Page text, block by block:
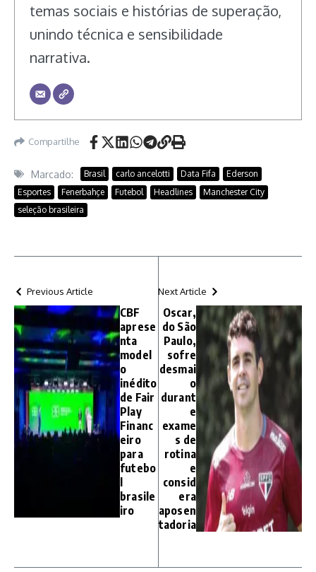
temas sociais e histórias de superação,
unindo técnica e sensibilidade
narrativa.
Compartilhe
Marcado: Brasil carlo ancelotti Data Fifa
Ederson
Esportes
Fenerbahçe Futebol Headlines
Manchester City
seleção brasileira
Previous Article
CBF
aprese
nta
model
o
inédito
de Fair
Play
Financ
eiro
para
futebo
l
brasile
iro
Next Article
Oscar,
do São
Paulo,
sofre
desmai
o
durant
e
exame
s de
rotina
e
consid
era
aposen
tadoria